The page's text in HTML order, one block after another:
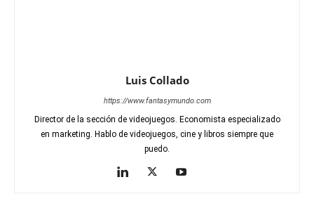
Luis Collado
https://www.fantasymundo.com
Director de la sección de videojuegos. Economista especializado
en marketing. Hablo de videojuegos, cine y libros siempre que
puedo.